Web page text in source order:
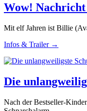
Wow!
Mit elf Jahren ist Billie
Infos & Trailer →
Die
Nach der Bestseller-